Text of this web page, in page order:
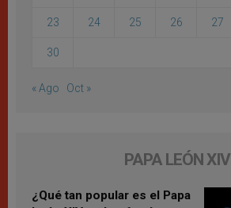
23 24 25 26 27
30
« Ago Oct »
PAPA LEÓN XIV
¿Qué tan popular es el Papa